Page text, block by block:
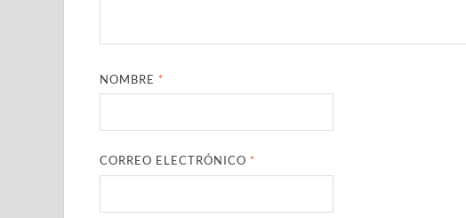
NOMBRE *
CORREO ELECTRÓNICO *